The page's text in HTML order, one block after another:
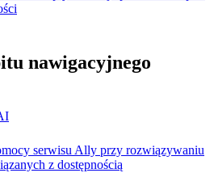
nawigacyjnego
serwisu Ally przy rozwiązywaniu
z dostępnością